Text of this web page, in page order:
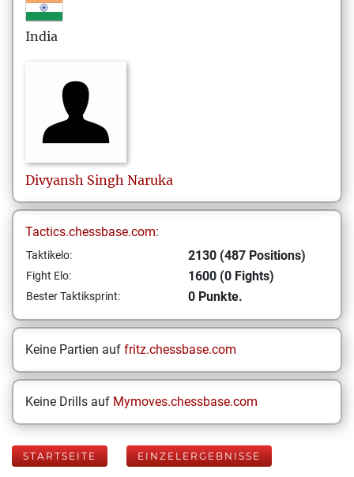
India
Divyansh Singh Naruka
Tactics.chessbase.com:
Taktikelo: 2130 (487 Positions)
Fight Elo: 1600 (0 Fights)
Bester Taktiksprint: 0 Punkte.
Keine Partien auf fritz.chessbase.com
Keine Drills auf Mymoves.chessbase.com
STARTSEITE EINZELERGEBNISSE